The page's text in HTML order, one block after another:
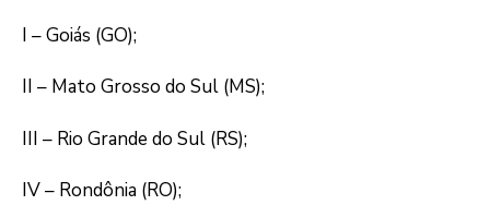
I – Goiás (GO);
II – Mato Grosso do Sul (MS);
III – Rio Grande do Sul (RS);
IV – Rondônia (RO);